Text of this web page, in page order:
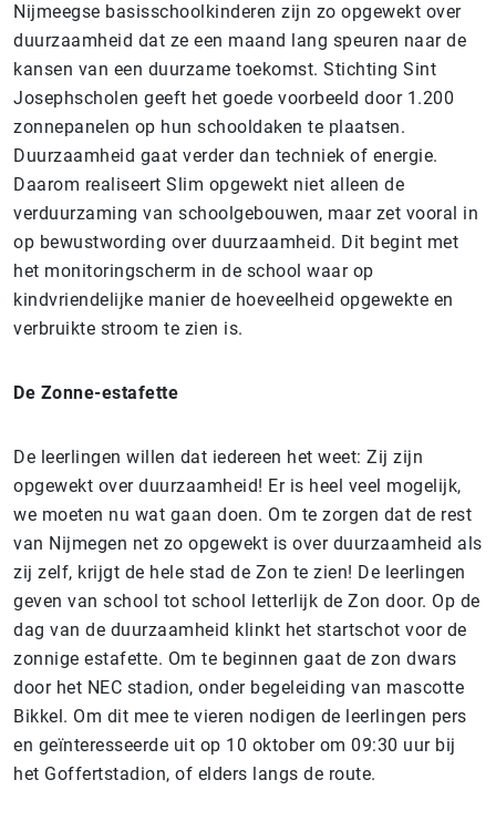
Nijmeegse basisschoolkinderen zijn zo opgewekt over
duurzaamheid dat ze een maand lang speuren naar de
kansen van een duurzame toekomst. Stichting Sint
Josephscholen geeft het goede voorbeeld door 1.200
zonnepanelen op hun schooldaken te plaatsen.
Duurzaamheid gaat verder dan techniek of energie.
Daarom realiseert Slim opgewekt niet alleen de
verduurzaming van schoolgebouwen, maar zet vooral in
op bewustwording over duurzaamheid. Dit begint met
het monitoringscherm in de school waar op
kindvriendelijke manier de hoeveelheid opgewekte en
verbruikte stroom te zien is.
De Zonne-estafette
De leerlingen willen dat iedereen het weet: Zij zijn
opgewekt over duurzaamheid! Er is heel veel mogelijk,
we moeten nu wat gaan doen. Om te zorgen dat de rest
van Nijmegen net zo opgewekt is over duurzaamheid als
zij zelf, krijgt de hele stad de Zon te zien! De leerlingen
geven van school tot school letterlijk de Zon door. Op de
dag van de duurzaamheid klinkt het startschot voor de
zonnige estafette. Om te beginnen gaat de zon dwars
door het NEC stadion, onder begeleiding van mascotte
Bikkel. Om dit mee te vieren nodigen de leerlingen pers
en geïnteresseerde uit op 10 oktober om 09:30 uur bij
het Goffertstadion, of elders langs de route.